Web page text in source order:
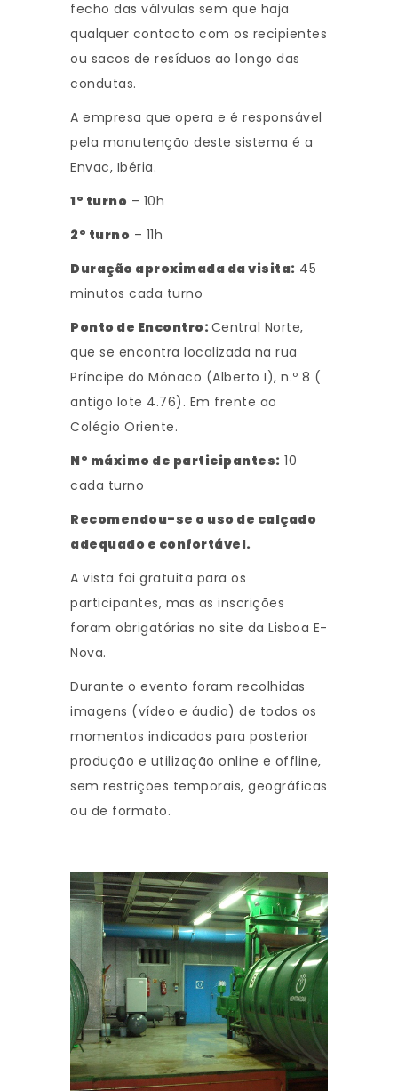
fecho das válvulas sem que haja
qualquer contacto com os recipientes
ou sacos de resíduos ao longo das
condutas.
A empresa que opera e é responsável
pela manutenção deste sistema é a
Envac, Ibéria.
1º turno – 10h
2º turno – 11h
Duração aproximada da visita: 45
minutos cada turno
Ponto de Encontro: Central Norte,
que se encontra localizada na rua
Príncipe do Mónaco (Alberto I), n.º 8 (
antigo lote 4.76). Em frente ao
Colégio Oriente.
Nº máximo de participantes: 10
cada turno
Recomendou-se o uso de calçado
adequado e confortável.
A vista foi gratuita para os
participantes, mas as inscrições
foram obrigatórias no site da Lisboa E-
Nova.
Durante o evento foram recolhidas
imagens (vídeo e áudio) de todos os
momentos indicados para posterior
produção e utilização online e offline,
sem restrições temporais, geográficas
ou de formato.